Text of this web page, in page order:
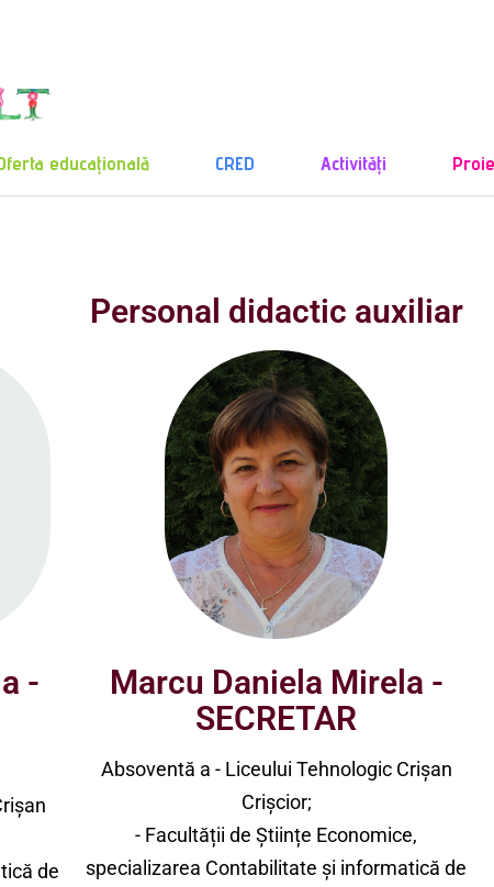
educațională CRED Activități
Personal didactic auxiliar
-
de
Marcu Daniela Mirela -
SECRETAR
Absoventă a - Liceului Tehnologic Crișan
Crișcior;
- Facultății de Științe Economice,
specializarea Contabilitate și informatică de